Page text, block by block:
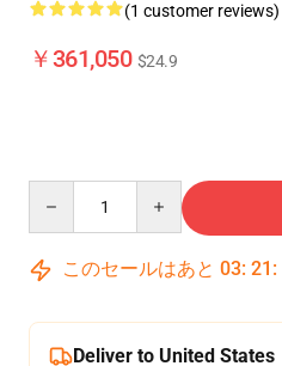
(1 customer reviews)
￥361,050 $24.9
このセールはあと 03: 21 :
Deliver to United States